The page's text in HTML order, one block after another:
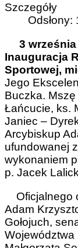
Szczegóły
Odsłony:
3
Inauguracja
Sportowej,
Jego
Buczka.
Łańcucie, ks.
Janiec –
Arcybiskup
ufundowanej
wykonaniem
p. Jacek
Oficjalnego
Adam
Gołojuch,
Województwa